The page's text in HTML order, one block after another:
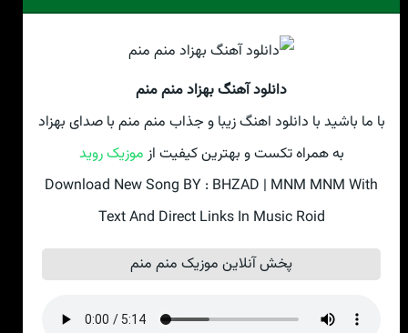
دانلود آهنگ بهزاد منم منم
با ما باشید با دانلود اهنگ زیبا و جذاب منم منم با صدای بهزاد
به همراه تکست و بهترین کیفیت از موزیک روید
Download New Song BY : BHZAD | MNM MNM With
Text And Direct Links In Music Roid
پخش آنلاین موزیک منم منم